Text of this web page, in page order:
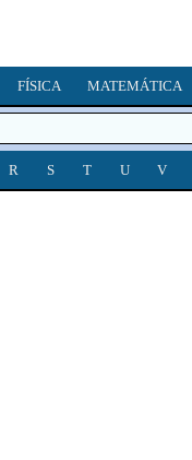
FÍSICA MATEMÁTICA
R S T U V